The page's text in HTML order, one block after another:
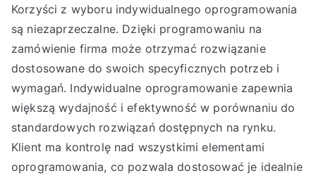
Korzyści z wyboru indywidualnego oprogramowania
są niezaprzeczalne. Dzięki programowaniu na
zamówienie firma może otrzymać rozwiązanie
dostosowane do swoich specyficznych potrzeb i
wymagań. Indywidualne oprogramowanie zapewnia
większą wydajność i efektywność w porównaniu do
standardowych rozwiązań dostępnych na rynku.
Klient ma kontrolę nad wszystkimi elementami
oprogramowania, co pozwala dostosować je idealnie